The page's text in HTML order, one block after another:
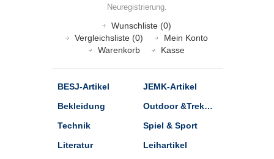
Neuregistrierung.
Wunschliste (0)
Vergleichsliste (0)
Mein Konto
Warenkorb
Kasse
BESJ-Artikel
JEMK-Artikel
Bekleidung
Outdoor &Trekking
Technik
Spiel & Sport
Literatur
Leihartikel